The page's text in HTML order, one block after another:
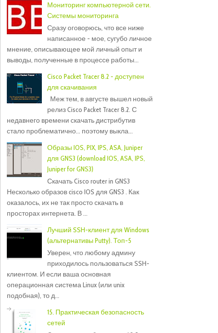
Мониторинг компьютерной сети.
Системы мониторинга
Сразу оговорюсь, что все ниже
написанное - мое, сугубо личное
мнение, описывающее мой личный опыт и
выводы, полученные в процессе работы...
Cisco Packet Tracer 8.2 - доступен
для скачивания
Меж тем, в августе вышел новый
релиз Cisco Packet Tracer 8.2. С
недавнего времени скачать дистрибутив
стало проблематично... поэтому выкла...
Образы IOS, PIX, IPS, ASA, Juniper
для GNS3 (download IOS, ASA, IPS,
Juniper for GNS3)
Скачать Cisco router in GNS3
Несколько образов cisco IOS для GNS3 . Как
оказалось, их не так просто скачать в
просторах интернета. В ...
Лучший SSH-клиент для Windows
(альтернативы Putty). Топ-5
Уверен, что любому админу
приходилось пользоваться SSH-
клиентом. И если ваша основная
операционная система Linux (или unix
подобная), то д...
15. Практическая безопасность
сетей